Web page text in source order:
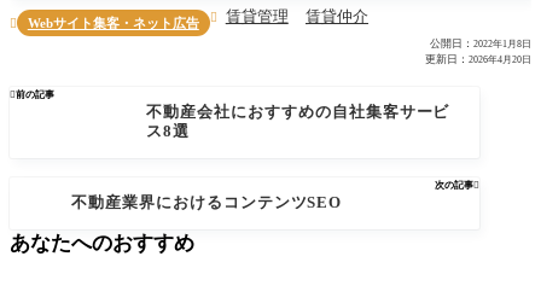
 Webサイト集客・ネット広告  賃貸管理 賃貸仲介
公開日： 2022年1月8日
更新日： 2026年4月20日
前の記事
不動産会社におすすめの自社集客サービ
ス8選
次の記事
不動産業界におけるコンテンツSEO
あなたへのおすすめ